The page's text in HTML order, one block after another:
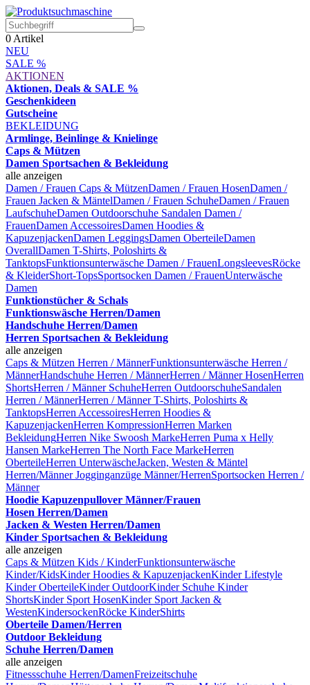
0 Artikel
NEU
SALE %
AKTIONEN
Aktionen, Deals & SALE %
Geschenkideen
Gutscheine
BEKLEIDUNG
Armlinge, Beinlinge & Knielinge
Caps & Mützen
Damen Sportsachen & Bekleidung
alle anzeigen
Damen / Frauen Caps & MützenDamen / Frauen HosenDamen /
Frauen Jacken & MäntelDamen / Frauen SchuheDamen / Frauen
LaufschuheDamen Outdoorschuhe Sandalen Damen /
FrauenDamen AccessoiresDamen Hoodies &
KapuzenjackenDamen LeggingsDamen OberteileDamen
OverallDamen T-Shirts, Poloshirts &
TanktopsFunktionsunterwäsche Damen / FrauenLongsleevesRöcke
& KleiderShort-TopsSportsocken Damen / FrauenUnterwäsche
Damen
Funktionstücher & Schals
Funktionswäsche Herren/Damen
Handschuhe Herren/Damen
Herren Sportsachen & Bekleidung
alle anzeigen
Caps & Mützen Herren / MännerFunktionsunterwäsche Herren /
MännerHandschuhe Herren / MännerHerren / Männer HosenHerren
ShortsHerren / Männer SchuheHerren OutdoorschuheSandalen
Herren / MännerHerren / Männer T-Shirts, Poloshirts &
TanktopsHerren AccessoiresHerren Hoodies &
KapuzenjackenHerren KompressionHerren Marken
BekleidungHerren Nike Swoosh MarkeHerren Puma x Helly
Hansen MarkeHerren The North Face MarkeHerren
OberteileHerren UnterwäscheJacken, Westen & Mäntel
Herren/MännerJogginganzüge Männer/HerrenSportsocken Herren /
Männer
Hoodie Kapuzenpullover Männer/Frauen
Hosen Herren/Damen
Jacken & Westen Herren/Damen
Kinder Sportsachen & Bekleidung
alle anzeigen
Caps & Mützen Kids / KinderFunktionsunterwäsche
Kinder/KidsKinder Hoodies & KapuzenjackenKinder Lifestyle
Kinder OberteileKinder OutdoorKinder Schuhe Kinder
ShortsKinder Sport HosenKinder Sport Jacken &
WestenKindersockenRöcke KinderShirts
Oberteile Damen/Herren
Outdoor Bekleidung
Schuhe Herren/Damen
alle anzeigen
Fitnessschuhe Herren/DamenFreizeitschuhe